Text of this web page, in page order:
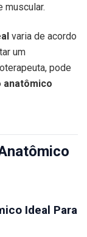
muscular.
varia de acordo
um
pode
anatômico
Ideal Para